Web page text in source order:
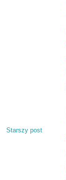
Starszy post